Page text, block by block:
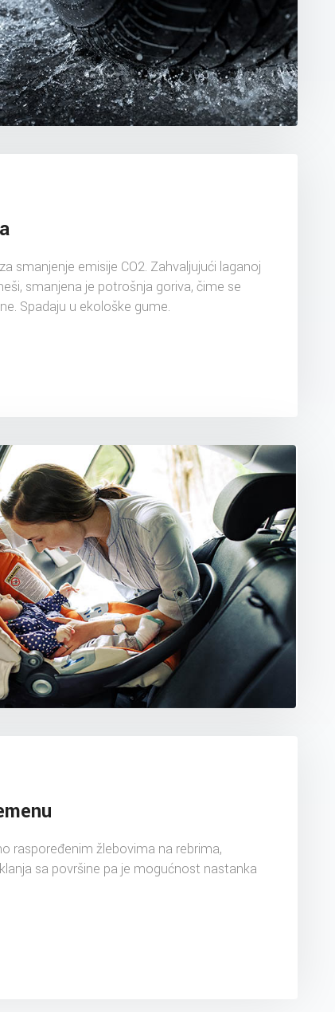
smanjenje emisije CO2. Zahvaljujući laganoj
smanjena je potrošnja goriva, čime se
Spadaju u ekološke gume.
raspoređenim žlebovima na rebrima,
sa površine pa je mogućnost nastanka